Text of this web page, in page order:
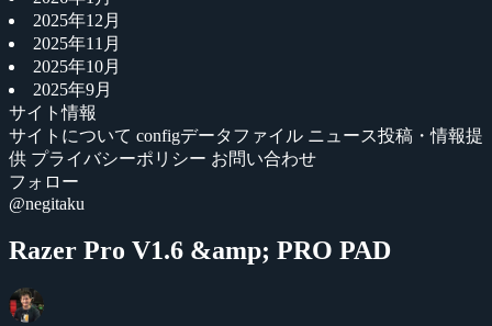
2025年12月
2025年11月
2025年10月
2025年9月
サイト情報
サイトについて configデータファイル ニュース投稿・情報提
供 プライバシーポリシー お問い合わせ
フォロー
@negitaku
Razer Pro V1.6 &amp; PRO PAD